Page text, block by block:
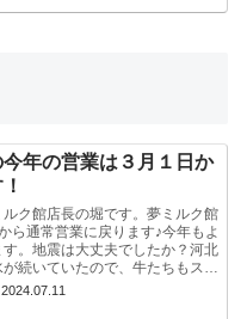
年の営業は３月１日か
ク館店長の堀です。夢ミルク館
ら通常営業に戻ります♪今年もよ
。地震は大丈夫でしたか？河北
続いていたので、牛たちもスタ
能登半島地震で河北潟干拓地も
2024.07.11